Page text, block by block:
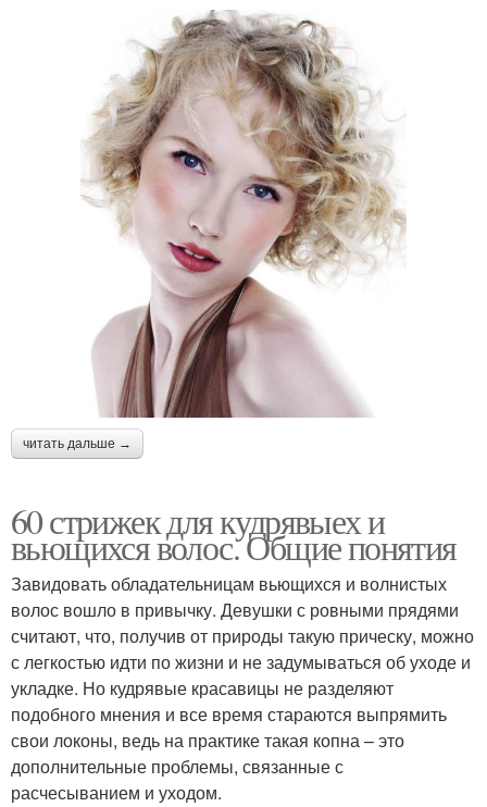
читать дальше →
60 стрижек для кудрявыех и
вьющихся волос. Общие понятия
Завидовать обладательницам вьющихся и волнистых
волос вошло в привычку. Девушки с ровными прядями
считают, что, получив от природы такую прическу, можно
с легкостью идти по жизни и не задумываться об уходе и
укладке. Но кудрявые красавицы не разделяют
подобного мнения и все время стараются выпрямить
свои локоны, ведь на практике такая копна – это
дополнительные проблемы, связанные с
расчесыванием и уходом.